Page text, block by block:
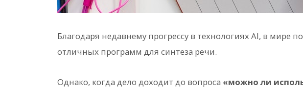
Благодаря недавнему прогрессу в технологиях AI, в мире
отличных программ для синтеза речи.
Однако, когда дело доходит до вопроса «можно ли